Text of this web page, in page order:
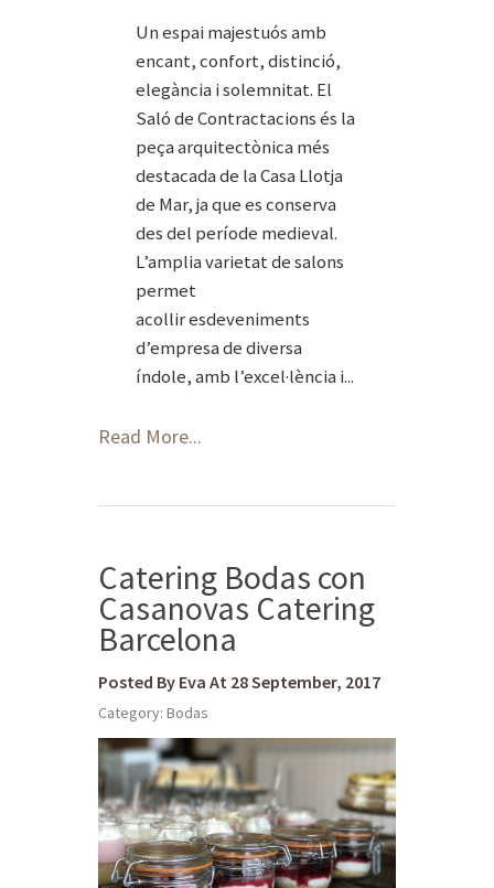
Un espai majestuós amb
encant, confort, distinció,
elegància i solemnitat. El
Saló de Contractacions és la
peça arquitectònica més
destacada de la Casa Llotja
de Mar, ja que es conserva
des del període medieval.
L’amplia varietat de salons
permet
acollir esdeveniments
d’empresa de diversa
índole, amb l’excel·lència i...
Read More...
Catering Bodas con
Casanovas Catering
Barcelona
Posted By Eva At 28 September, 2017
Category: Bodas